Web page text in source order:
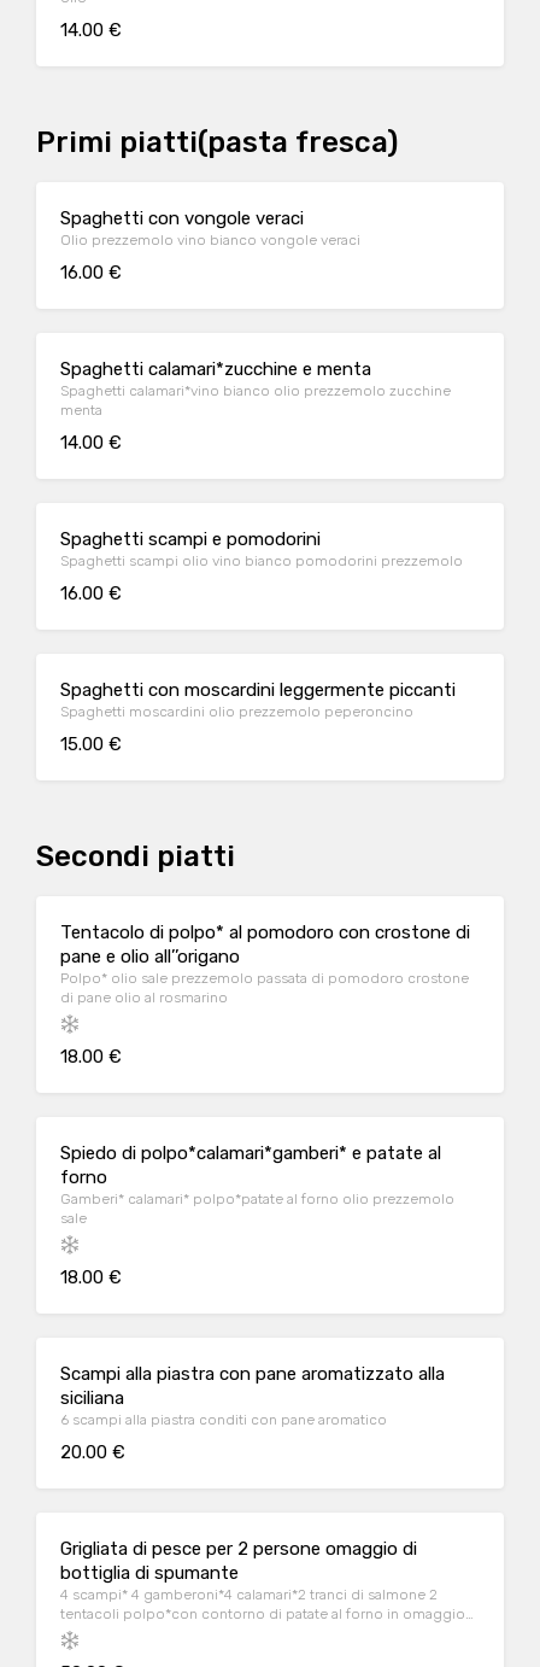
14.00 €
Primi piatti(pasta fresca)
Spaghetti con vongole veraci
Olio prezzemolo vino bianco vongole veraci
16.00 €
Spaghetti calamari*zucchine e menta
Spaghetti calamari*vino bianco olio prezzemolo zucchine
menta
14.00 €
Spaghetti scampi e pomodorini
Spaghetti scampi olio vino bianco pomodorini prezzemolo
16.00 €
Spaghetti con moscardini leggermente piccanti
Spaghetti moscardini olio prezzemolo peperoncino
15.00 €
Secondi piatti
Tentacolo di polpo* al pomodoro con crostone di
pane e olio all’’origano
Polpo* olio sale prezzemolo passata di pomodoro crostone
di pane olio al rosmarino
18.00 €
Spiedo di polpo*calamari*gamberi* e patate al
forno
Gamberi* calamari* polpo*patate al forno olio prezzemolo
sale
18.00 €
Scampi alla piastra con pane aromatizzato alla
siciliana
6 scampi alla piastra conditi con pane aromatico
20.00 €
Grigliata di pesce per 2 persone omaggio di
bottiglia di spumante
4 scampi* 4 gamberoni*4 calamari*2 tranci di salmone 2
tentacoli polpo*con contorno di patate al forno in omaggio
una bottiglia di spumante